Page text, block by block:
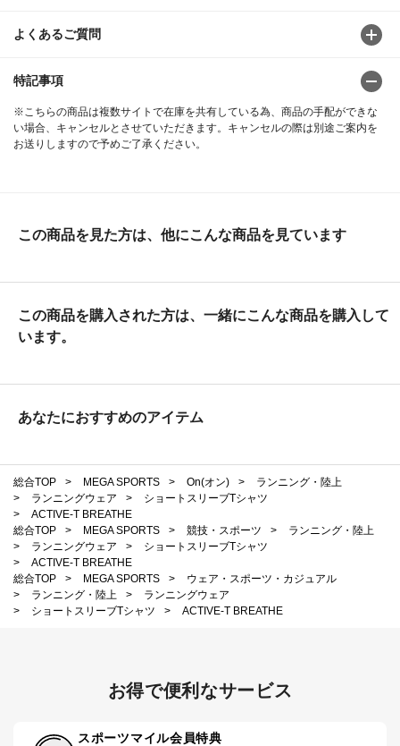
よくあるご質問
特記事項
※こちらの商品は複数サイトで在庫を共有している為、商品の手配ができな
い場合、キャンセルとさせていただきます。キャンセルの際は別途ご案内を
お送りしますので予めご了承ください。
この商品を見た方は、他にこんな商品を見ています
この商品を購入された方は、一緒にこんな商品を購入して
います。
あなたにおすすめのアイテム
総合TOP > MEGA SPORTS > On(オン) >
ランニング・陸上
>
ランニングウェア >
ショートスリーブTシャツ
>
ACTIVE-T BREATHE
総合TOP
> MEGA SPORTS > 競技・スポーツ >
ランニング・陸上
>
ランニングウェア >
ショートスリーブTシャツ
>
ACTIVE-T BREATHE
総合TOP
> MEGA SPORTS >
ウェア・スポーツ・カジュアル
>
ランニング・陸上 >
ランニングウェア
>
ショートスリーブTシャツ > ACTIVE-T BREATHE
お得で便利なサービス
スポーツマイル会員特典